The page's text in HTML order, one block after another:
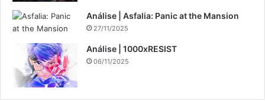
Análise | Asfalia: Panic at the Mansion
27/11/2025
Análise | 1000xRESIST
06/11/2025